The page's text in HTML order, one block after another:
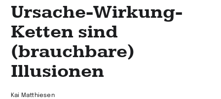
Ursache-Wirkung-
Ketten sind
(brauchbare)
Illusionen
Kai Matthiesen